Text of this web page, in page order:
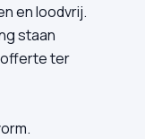
en loodvrij.
staan
offerte ter